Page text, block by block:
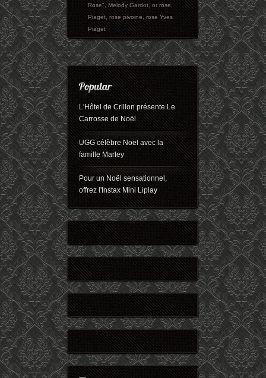
Rose",Melody Gardot,or rose,
Piaget,rose pivoine,rose Yves
Piaget
L'Hôtel de Crillon présente Le
Carrosse de Noël
UGG célèbre Noël avec la
famille Marley
Pour un Noël sensationnel,
offrez l'Instax Mini Liplay